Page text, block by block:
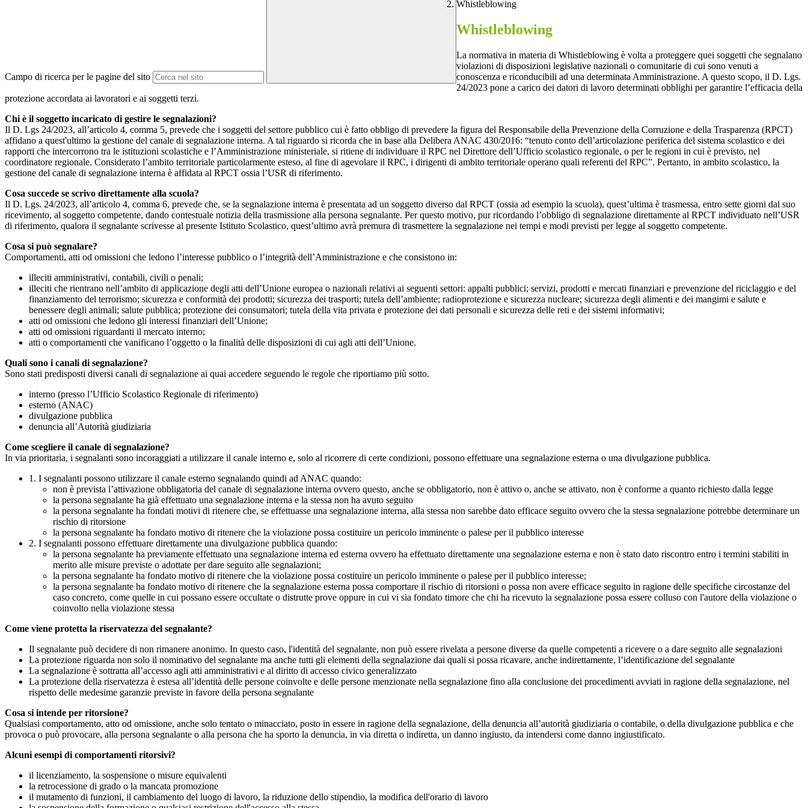
Campo di ricerca per le pagine del sito
Whistleblowing
Whistleblowing
La normativa in materia di Whistleblowing è volta a proteggere quei soggetti che segnalano
violazioni di disposizioni legislative nazionali o comunitarie di cui sono venuti a
conoscenza e riconducibili ad una determinata Amministrazione. A questo scopo, il D. Lgs.
24/2023 pone a carico dei datori di lavoro determinati obblighi per garantire l’efficacia della
protezione accordata ai lavoratori e ai soggetti terzi.
Chi è il soggetto incaricato di gestire le segnalazioni?
Il D. Lgs 24/2023, all’articolo 4, comma 5, prevede che i soggetti del settore pubblico cui è fatto obbligo di prevedere la figura del Responsabile della Prevenzione della Corruzione e della Trasparenza (RPCT)
affidano a quest'ultimo la gestione del canale di segnalazione interna. A tal riguardo si ricorda che in base alla Delibera ANAC 430/2016: “tenuto conto dell’articolazione periferica del sistema scolastico e dei
rapporti che intercorrono tra le istituzioni scolastiche e l’Amministrazione ministeriale, si ritiene di individuare il RPC nel Direttore dell’Ufficio scolastico regionale, o per le regioni in cui è previsto, nel
coordinatore regionale. Considerato l’ambito territoriale particolarmente esteso, al fine di agevolare il RPC, i dirigenti di ambito territoriale operano quali referenti del RPC”. Pertanto, in ambito scolastico, la
gestione del canale di segnalazione interna è affidata al RPCT ossia l’USR di riferimento.
Cosa succede se scrivo direttamente alla scuola?
Il D. Lgs. 24/2023, all’articolo 4, comma 6, prevede che, se la segnalazione interna è presentata ad un soggetto diverso dal RPCT (ossia ad esempio la scuola), quest’ultima è trasmessa, entro sette giorni dal suo
ricevimento, al soggetto competente, dando contestuale notizia della trasmissione alla persona segnalante. Per questo motivo, pur ricordando l’obbligo di segnalazione direttamente al RPCT individuato nell’USR
di riferimento, qualora il segnalante scrivesse al presente Istituto Scolastico, quest’ultimo avrà premura di trasmettere la segnalazione nei tempi e modi previsti per legge al soggetto competente.
Cosa si può segnalare?
Comportamenti, atti od omissioni che ledono l’interesse pubblico o l’integrità dell’Amministrazione e che consistono in:
illeciti amministrativi, contabili, civili o penali;
illeciti che rientrano nell’ambito di applicazione degli atti dell’Unione europea o nazionali relativi ai seguenti settori: appalti pubblici; servizi, prodotti e mercati finanziari e prevenzione del riciclaggio e del
finanziamento del terrorismo; sicurezza e conformità dei prodotti; sicurezza dei trasporti; tutela dell’ambiente; radioprotezione e sicurezza nucleare; sicurezza degli alimenti e dei mangimi e salute e
benessere degli animali; salute pubblica; protezione dei consumatori; tutela della vita privata e protezione dei dati personali e sicurezza delle reti e dei sistemi informativi;
atti od omissioni che ledono gli interessi finanziari dell’Unione;
atti od omissioni riguardanti il mercato interno;
atti o comportamenti che vanificano l’oggetto o la finalità delle disposizioni di cui agli atti dell’Unione.
Quali sono i canali di segnalazione?
Sono stati predisposti diversi canali di segnalazione ai quai accedere seguendo le regole che riportiamo più sotto.
interno (presso l’Ufficio Scolastico Regionale di riferimento)
esterno (ANAC)
divulgazione pubblica
denuncia all’Autorità giudiziaria
Come scegliere il canale di segnalazione?
In via prioritaria, i segnalanti sono incoraggiati a utilizzare il canale interno e, solo al ricorrere di certe condizioni, possono effettuare una segnalazione esterna o una divulgazione pubblica.
1. I segnalanti possono utilizzare il canale esterno segnalando quindi ad ANAC quando:
non è prevista l’attivazione obbligatoria del canale di segnalazione interna ovvero questo, anche se obbligatorio, non è attivo o, anche se attivato, non è conforme a quanto richiesto dalla legge
la persona segnalante ha già effettuato una segnalazione interna e la stessa non ha avuto seguito
la persona segnalante ha fondati motivi di ritenere che, se effettuasse una segnalazione interna, alla stessa non sarebbe dato efficace seguito ovvero che la stessa segnalazione potrebbe determinare un
rischio di ritorsione
la persona segnalante ha fondato motivo di ritenere che la violazione possa costituire un pericolo imminente o palese per il pubblico interesse
2. I segnalanti possono effettuare direttamente una divulgazione pubblica quando:
la persona segnalante ha previamente effettuato una segnalazione interna ed esterna ovvero ha effettuato direttamente una segnalazione esterna e non è stato dato riscontro entro i termini stabiliti in
merito alle misure previste o adottate per dare seguito alle segnalazioni;
la persona segnalante ha fondato motivo di ritenere che la violazione possa costituire un pericolo imminente o palese per il pubblico interesse;
la persona segnalante ha fondato motivo di ritenere che la segnalazione esterna possa comportare il rischio di ritorsioni o possa non avere efficace seguito in ragione delle specifiche circostanze del
caso concreto, come quelle in cui possano essere occultate o distrutte prove oppure in cui vi sia fondato timore che chi ha ricevuto la segnalazione possa essere colluso con l'autore della violazione o
coinvolto nella violazione stessa
Come viene protetta la riservatezza del segnalante?
Il segnalante può decidere di non rimanere anonimo. In questo caso, l'identità del segnalante, non può essere rivelata a persone diverse da quelle competenti a ricevere o a dare seguito alle segnalazioni
La protezione riguarda non solo il nominativo del segnalante ma anche tutti gli elementi della segnalazione dai quali si possa ricavare, anche indirettamente, l’identificazione del segnalante
La segnalazione è sottratta all’accesso agli atti amministrativi e al diritto di accesso civico generalizzato
La protezione della riservatezza è estesa all’identità delle persone coinvolte e delle persone menzionate nella segnalazione fino alla conclusione dei procedimenti avviati in ragione della segnalazione, nel
rispetto delle medesime garanzie previste in favore della persona segnalante
Cosa si intende per ritorsione?
Qualsiasi comportamento, atto od omissione, anche solo tentato o minacciato, posto in essere in ragione della segnalazione, della denuncia all’autorità giudiziaria o contabile, o della divulgazione pubblica e che
provoca o può provocare, alla persona segnalante o alla persona che ha sporto la denuncia, in via diretta o indiretta, un danno ingiusto, da intendersi come danno ingiustificato.
Alcuni esempi di comportamenti ritorsivi?
il licenziamento, la sospensione o misure equivalenti
la retrocessione di grado o la mancata promozione
il mutamento di funzioni, il cambiamento del luogo di lavoro, la riduzione dello stipendio, la modifica dell'orario di lavoro